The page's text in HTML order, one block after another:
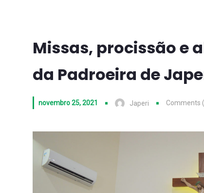
Missas, procissão e
da Padroeira de
novembro 25, 2021 Japeri Comments